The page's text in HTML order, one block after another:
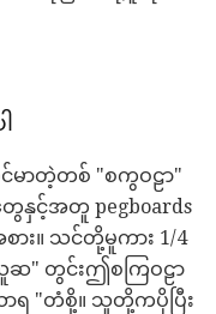
င်မာတဲ့တစ် "စကွဝဠာ"
နှင့်အတူ pegboards
း။ သင်တို့မူကား 1/4
ဆ" တွင်းဤစကြဝဠာ
ာရ "တံစို့။ သူတို့ကပိုပြီး